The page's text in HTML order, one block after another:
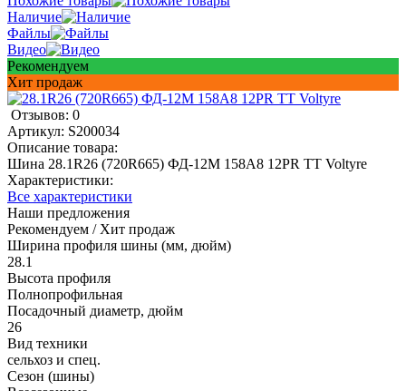
Наличие
Файлы
Видео
Рекомендуем
Хит продаж
Отзывов: 0
Артикул: S200034
Описание товара:
Шина 28.1R26 (720R665) ФД-12М 158A8 12PR TT Voltyre
Характеристики:
Все характеристики
Наши предложения
Рекомендуем / Хит продаж
Ширина профиля шины (мм, дюйм)
28.1
Высота профиля
Полнопрофильная
Посадочный диаметр, дюйм
26
Вид техники
сельхоз и спец.
Сезон (шины)